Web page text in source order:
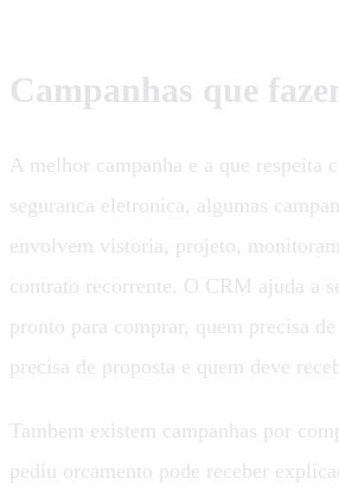
Campanhas que
A melhor campanha e a que respeita
seguranca eletronica, algumas
envolvem vistoria, projeto,
contrato recorrente. O CRM ajuda a
pronto para comprar, quem precisa
precisa de proposta e quem deve
Tambem existem campanhas por
pediu orcamento pode receber